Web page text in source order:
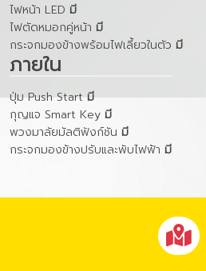
ไฟหน้า LED มี
ไฟตัดหมอกคู่หน้า มี
กระจกมองข้างพร้อมไฟเลี้ยวในตัว มี
ภายใน
ปุ่ม Push Start มี
กุญแจ Smart Key มี
พวงมาลัยมัลติฟังก์ชัน มี
กระจกมองข้างปรับและพับไฟฟ้า มี